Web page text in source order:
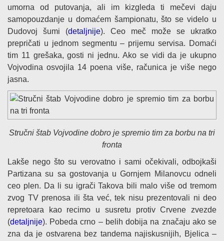
umorna od putovanja, ali im kizgleda ti mečevi daju
samopouzdanje u domaćem šampionatu, što se videlo u
Dudovoj šumi (detaljnije). Ceo meč može se ukratko
prepričati u jednom segmentu – prijemu servisa. Domaći
tim 11 grešaka, gosti ni jednu. Ako se vidi da je ukupno
Vojvodina osvojila 14 poena više, računica je više nego
jasna.
Stručni štab Vojvodine dobro je spremio tim za borbu na tri
fronta
Lakše nego što su verovatno i sami očekivali, odbojkaši
Partizana su sa gostovanja u Gornjem Milanovcu odneli
ceo plen. Da li su igrači Takova bili malo više od tremom
zvog TV prenosa ili šta već, tek nisu prezentovali ni deo
repretoara kao recimo u susretu protiv Crvene zvezde
(detaljnije). Pobeda crno – belih dobija na značaju ako se
zna da je ostvarena bez tandema najiskusnijih, Bjelica –